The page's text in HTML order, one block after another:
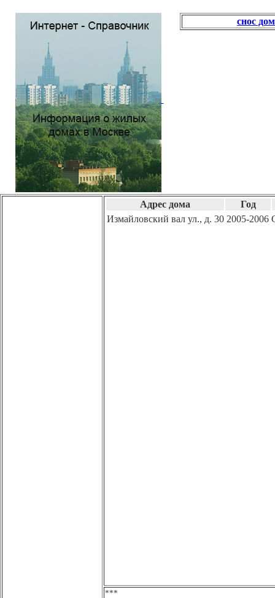
снос
Адрес дома
Год
Измайловский вал ул., д. 30 2005-2006
***